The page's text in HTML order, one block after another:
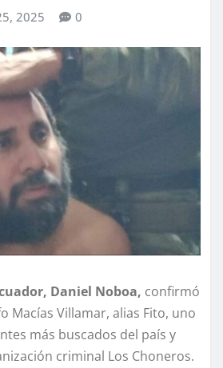
2025 0
Daniel Noboa, confirmó
Macías Villamar, alias Fito, uno
más buscados del país y
criminal Los Choneros.